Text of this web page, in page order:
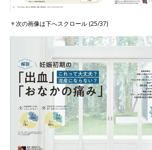
▼次の画像は下へスクロール (25/37)